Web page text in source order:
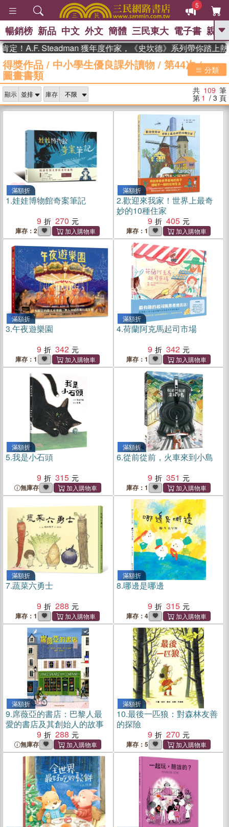
5
GO
熱搜： 東野圭吾 、 高希均教授回憶錄
、 、 如果歷
史是一群喵 、 暑期推薦 、 國際布克
台灣的李
登輝時代 、 數學女孩：黎曼猜想 、
偉大的迷走神經
暢銷榜 新品 中文 外文 簡體 三民東大 電子書 親子
Steadman 獲年度作家，《史坎德》系列帶你踏上熱血奇幻
得獎作品 / 中小學生優良課外讀物 / 第44次/
圖畫書類 分類
顯示 庫存 共 109 筆
第 1 / 3 頁
滿額折
1.娃娃博物館奇案筆記
9
270
庫存：2
滿額折
2.歡迎來我家！世界上最奇
妙的10種住家
9
405
庫存：1
滿額折
3.午夜遊樂園
9
342
庫存：1
滿額折
4.荷蘭阿克馬起司市場
9
342
庫存：1
滿額折
5.我是小石頭
9
315
無庫存
滿額折
6.從前從前，火車來到小島
9
351
庫存：1
滿額折
7.蔬菜六勇士
9
288
庫存：1
滿額折
8.哪邊是哪邊
9
315
庫存：4
滿額折
9.席薇亞的書店：巴黎人最
愛的書店及其創始人的故事
9
288
無庫存
滿額折
10.最後一匹狼：對森林友善
的探險
9
270
庫存：5